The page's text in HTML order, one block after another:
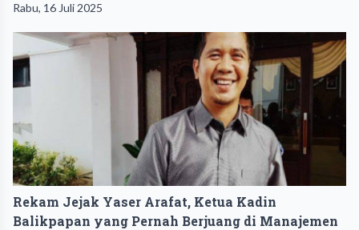
Rabu, 16 Juli 2025
Rekam Jejak Yaser Arafat, Ketua Kadin
Balikpapan yang Pernah Berjuang di Manajemen